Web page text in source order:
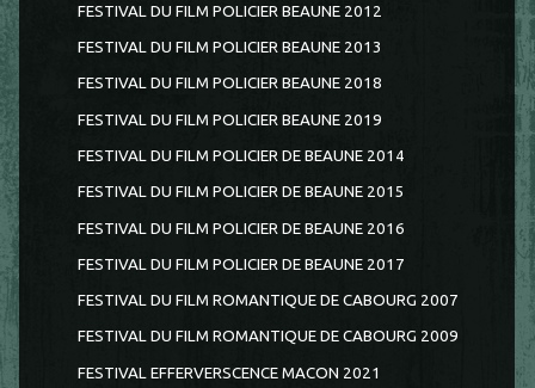
FESTIVAL DU FILM POLICIER BEAUNE 2012
FESTIVAL DU FILM POLICIER BEAUNE 2013
FESTIVAL DU FILM POLICIER BEAUNE 2018
FESTIVAL DU FILM POLICIER BEAUNE 2019
FESTIVAL DU FILM POLICIER DE BEAUNE 2014
FESTIVAL DU FILM POLICIER DE BEAUNE 2015
FESTIVAL DU FILM POLICIER DE BEAUNE 2016
FESTIVAL DU FILM POLICIER DE BEAUNE 2017
FESTIVAL DU FILM ROMANTIQUE DE CABOURG 2007
FESTIVAL DU FILM ROMANTIQUE DE CABOURG 2009
FESTIVAL EFFERVERSCENCE MACON 2021